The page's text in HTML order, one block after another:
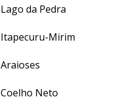
Lago da Pedra
Itapecuru-Mirim
Araioses
Coelho Neto